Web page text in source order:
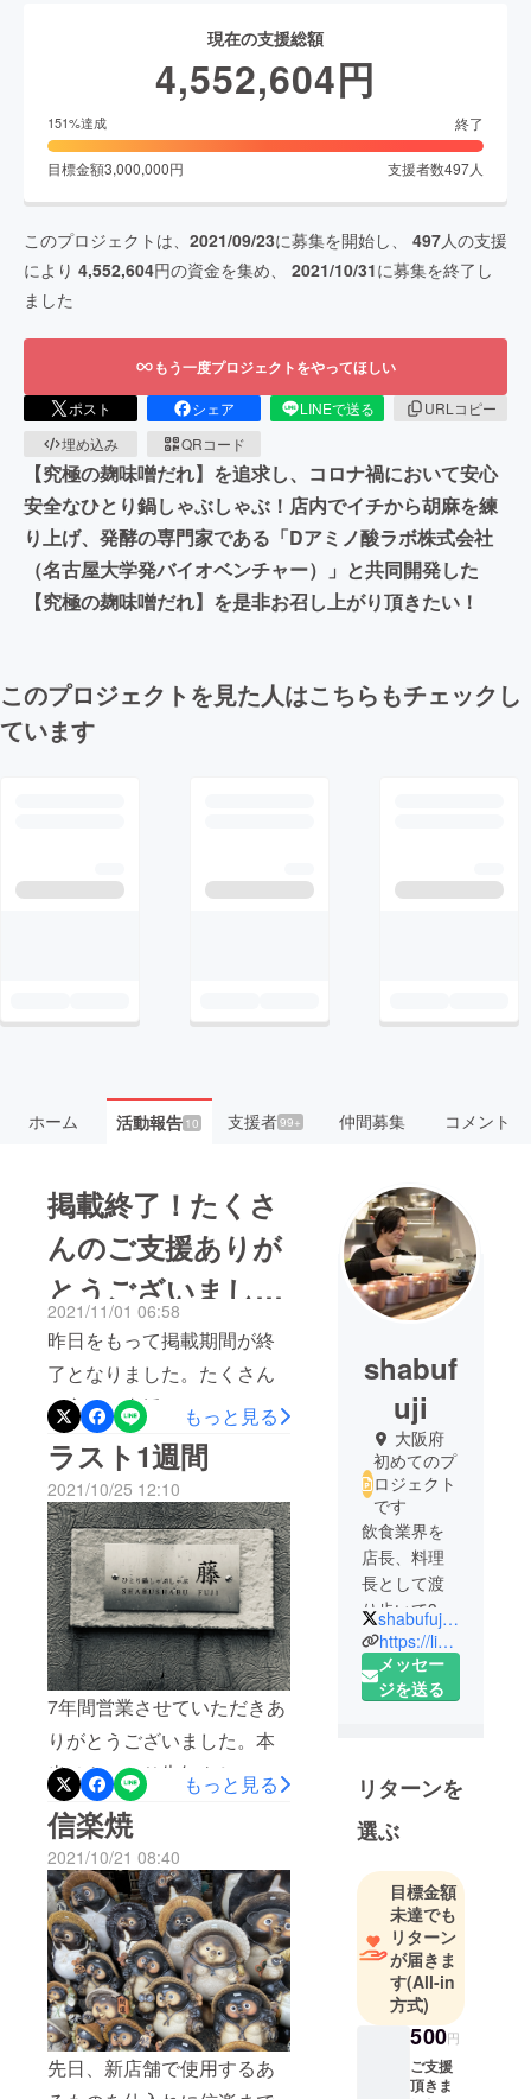
現在の支援総額
4,552,604円
151%達成 終了
目標金額3,000,000円 支援者数497人
このプロジェクトは、 2021/09/23に募集を開始し、 497人の支援
により 4,552,604円の資金を集め、 2021/10/31に募集を終了し
ました
もう一度プロジェクトをやってほしい
ポスト シェア LINEで送る
URLコピー
埋め込み
QRコード
【究極の麹味噌だれ】を追求し、コロナ禍において安心
安全なひとり鍋しゃぶしゃぶ！店内でイチから胡麻を練
り上げ、発酵の専門家である「Dアミノ酸ラボ株式会社
（名古屋大学発バイオベンチャー）」と共同開発した
【究極の麹味噌だれ】を是非お召し上がり頂きたい！
このプロジェクトを見た人はこちらもチェックし
ています
ホーム 活動報告10 支援者99+ 仲間募集 コメント
掲載終了！たくさ
んのご支援ありが
とうございまし
た。
2021/11/01 06:58
昨日をもって掲載期間が終
了となりました。たくさん
の方にご支援いただき、目
標額を大幅に上回る事がで
き大変嬉しく思います！ご
支援いただいた方へのリ
ターンは順次送らせていた
だきますのでしばらくお待
ちください。なお、レセプ
ションでご支援いただいた
方は12月11日、12日を予定
しております。どちらかの
日程でご指定はいただけま
せんので出来る限り早めに
お知らせさせていただきま
す。ご支援いただいた皆
様、本当にありがとうござ
いました。
もっと見る
ラスト1週間
2021/10/25 12:10
7年間営業させていただきあ
りがとうございました。本
当はきっちり告知をし、綺
麗に閉店させていただきた
かったのですが家主トラブ
ルに巻き込まれこんな形で7
年を終えてしまうことが非
常に悔やまれます。現店舗
はオープン当初から家主、
管理会社関連でのトラブル
が続いたので、1年前からこ
の日を綺麗に終わらせよう
もっと見る
信楽焼
2021/10/21 08:40
先日、新店舗で使用するあ
shabuf
uji
大阪府
初めてのプ
ロジェクト
です
飲食業界を
店長、料理
長として渡
り歩いて30
年近く。7年
前に独立し
しゃぶしゃ
飲み歩きに
旅行に映画
観賞。
とにかくひ
たむき、
真っ直ぐ
に、ひとの
心の琴線に
触れる生き
モットーと
shabufuji1113
https://linktr.ee/shabushabufuji
メッセー
ジを送る
リターンを
選ぶ
目標金額
未達でも
リターン
が届きま
す(All-in
方式)
500円
ご支援
頂きま